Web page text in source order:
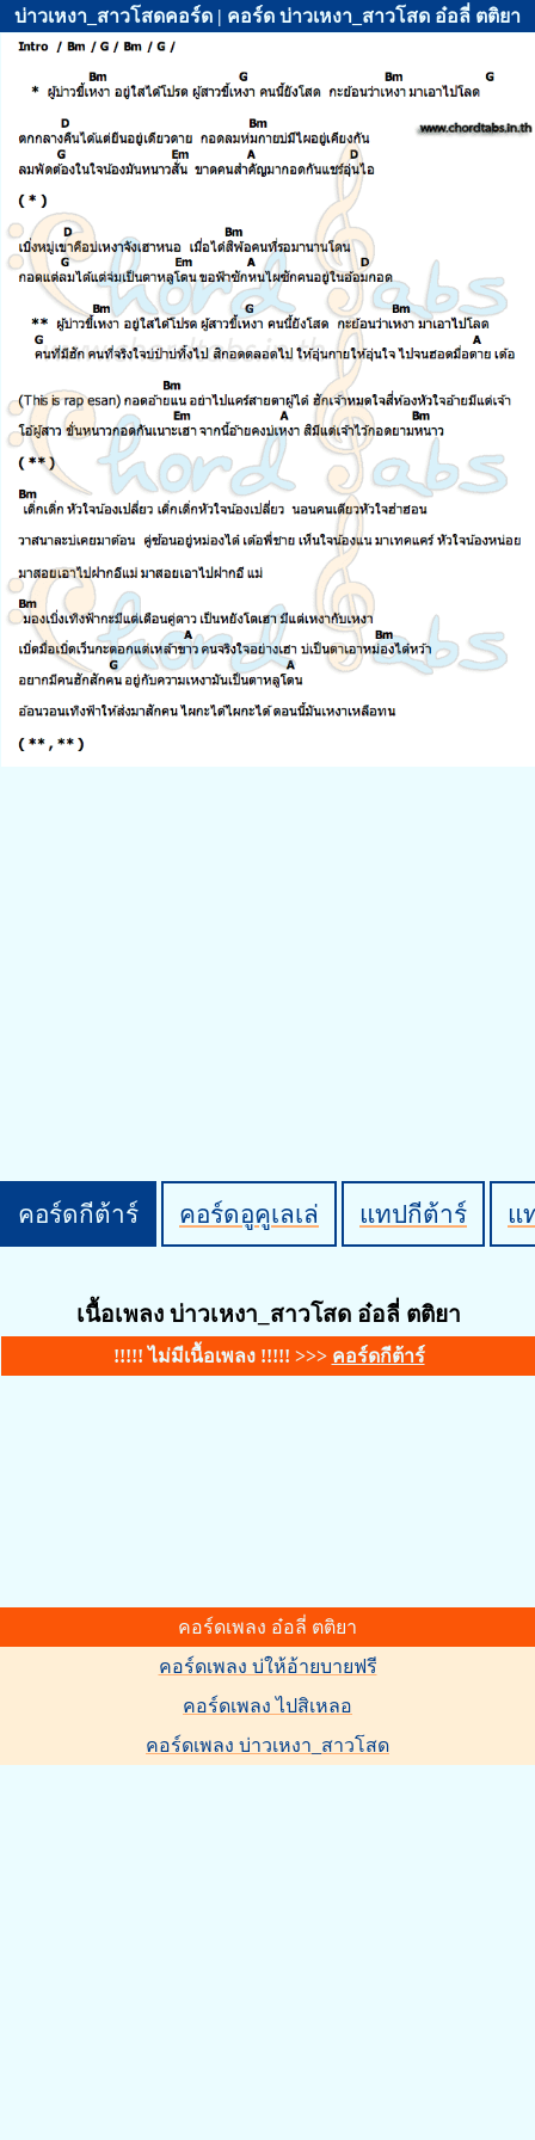
บ่าวเหงา_สาวโสดคอร์ด | คอร์ด บ่าวเหงา_สาวโสด อ๋อลี่ ตติยา
คอร์ดกีต้าร์ คอร์ดอูคูเลเล่ แทปกีต้าร์ แ
เนื้อเพลง บ่าวเหงา_สาวโสด อ๋อลี่ ตติยา
!!!!! ไม่มีเนื้อเพลง !!!!! >>> คอร์ดกีต้าร์
คอร์ดเพลง อ๋อลี่ ตติยา
คอร์ดเพลง บ่ให้อ้ายบายฟรี
คอร์ดเพลง ไปสิเหลอ
คอร์ดเพลง บ่าวเหงา_สาวโสด